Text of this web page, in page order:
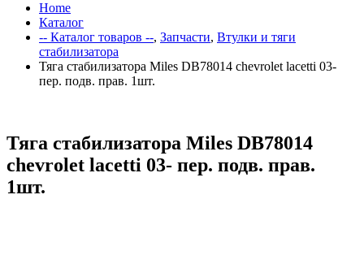
Home
Каталог
-- Каталог товаров --, Запчасти, Втулки и тяги
стабилизатора
Тяга стабилизатора Miles DB78014 chevrolet lacetti 03-
пер. подв. прав. 1шт.
Тяга стабилизатора Miles DB78014
chevrolet lacetti 03- пер. подв. прав.
1шт.